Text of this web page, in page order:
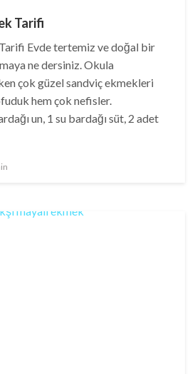
Tarifi
Evde tertemiz ve doğal bir
ne dersiniz. Okula
çok güzel sandviç ekmekleri
hem çok nefisler.
un, 1 su bardağı süt, 2 adet